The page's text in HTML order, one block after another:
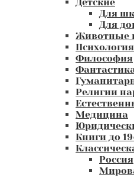
Для
Для
Животные
Психология
Философия
Религии
Медицина
Книги до
Россия